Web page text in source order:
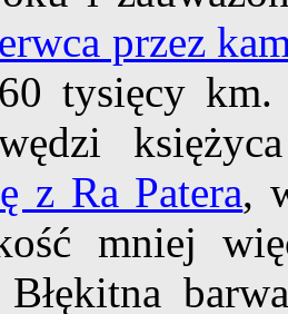
przez
tysięcy km.
z Ra Patera,
mniej